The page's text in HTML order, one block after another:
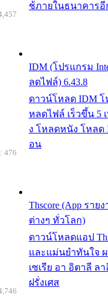
ช้ภายในธนาคารอี
IDM (โปรแกรม
ลดไฟล์) 6.43.8
ดาวน์โหลด IDM โห
หลดไฟล์ เร็วขึ้น 5
ง โหลดหนัง โหลด
อน
Thscore (App รา
ต่างๆ ทั่วโลก)
ดาวน์โหลดแอป
และแม่นยำทันใจ
เซเรีย อา อิตาลี ล
ฝรั่งเศส
476